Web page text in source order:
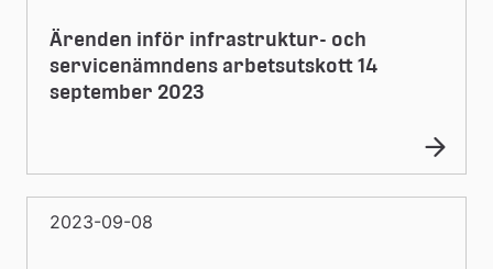
Ärenden inför infrastruktur- och
servicenämndens arbetsutskott 14
september 2023
2023-09-08